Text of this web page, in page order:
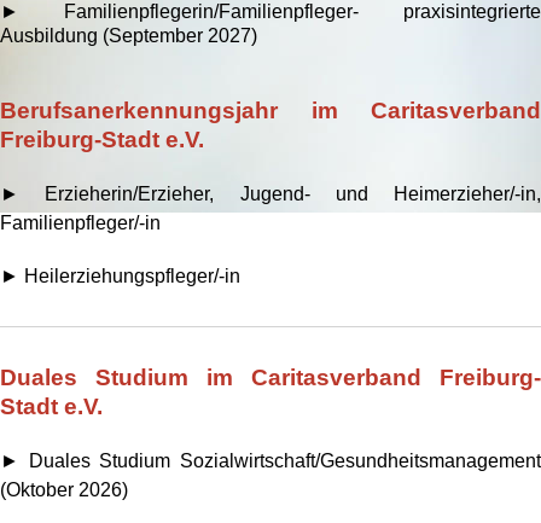
► Familienpflegerin/Familienpfleger- praxisintegrierte
Ausbildung (September 2027)
Berufsanerkennungsjahr im Caritasverband
Freiburg-Stadt e.V.
► Erzieherin/Erzieher, Jugend- und Heimerzieher/-in,
Familienpfleger/-in
► Heilerziehungspfleger/-in
Duales Studium im Caritasverband Freiburg-
Stadt e.V.
► Duales Studium Sozialwirtschaft/Gesundheitsmanagement
(Oktober 2026)